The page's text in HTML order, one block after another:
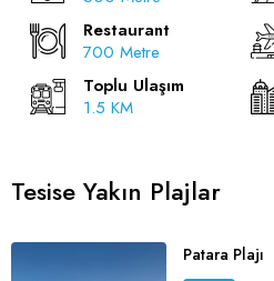
Restaurant
700 Metre
Toplu Ulaşım
1.5 KM
Tesise Yakın Plajlar
Patara Plajı